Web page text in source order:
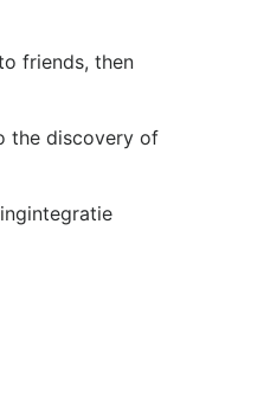
friends, then
the discovery of